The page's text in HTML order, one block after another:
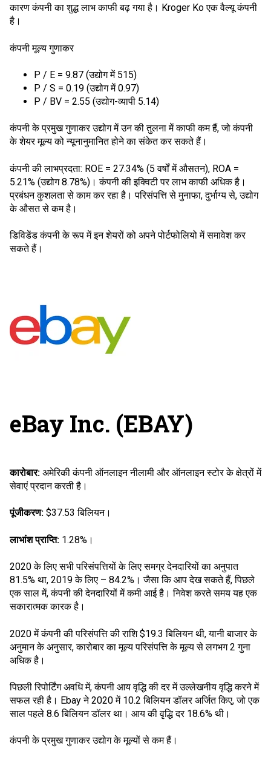
कारण कंपनी का शुद्ध लाभ काफी बढ़ गया है। Kroger Ko एक वैल्यू कंपनी
है।
कंपनी मूल्य गुणाकर
P / E = 9.87 (उद्योग में 515)
P / S = 0.19 (उद्योग में 0.97)
P / BV = 2.55 (उद्योग-व्यापी 5.14)
कंपनी के प्रमुख गुणाकर उद्योग में उन की तुलना में काफी कम हैं, जो कंपनी
के शेयर मूल्य को न्यूनानुमानित होने का संकेत कर सकते हैं।
कंपनी की लाभप्रदता: ROE = 27.34% (5 वर्षों में औसतन), ROA =
5.21% (उद्योग 8.78%)। कंपनी की इक्विटी पर लाभ काफी अधिक है।
प्रबंधन कुशलता से काम कर रहा है। परिसंपत्ति से मुनाफा, दुर्भाग्य से, उद्योग
के औसत से कम है।
डिविडेंड कंपनी के रूप में इन शेयरों को अपने पोर्टफोलियो में समावेश कर
सकते हैं।
eBay Inc. (EBAY)
कारोबार: अमेरिकी कंपनी ऑनलाइन नीलामी और ऑनलाइन स्टोर के क्षेत्रों में
सेवाएं प्रदान करती है।
पूंजीकरण: $37.53 बिलियन।
लाभांश प्राप्ति: 1.28%।
2020 के लिए सभी परिसंपत्तियों के लिए समग्र देनदारियों का अनुपात
81.5% था, 2019 के लिए – 84.2%। जैसा कि आप देख सकते हैं, पिछले
एक साल में, कंपनी की देनदारियों में कमी आई है। निवेश करते समय यह एक
सकारात्मक कारक है।
2020 में कंपनी की परिसंपत्ति की राशि $19.3 बिलियन थी, यानी बाजार के
अनुमान के अनुसार, कारोबार का मूल्य परिसंपत्ति के मूल्य से लगभग 2 गुना
अधिक है।
पिछली रिपोर्टिंग अवधि में, कंपनी आय वृद्धि की दर में उल्लेखनीय वृद्धि करने में
सफल रही है। Ebay ने 2020 में 10.2 बिलियन डॉलर अर्जित किए, जो एक
साल पहले 8.6 बिलियन डॉलर था। आय की वृद्धि दर 18.6% थी।
कंपनी के प्रमुख गुणाकर उद्योग के मूल्यों से कम हैं।